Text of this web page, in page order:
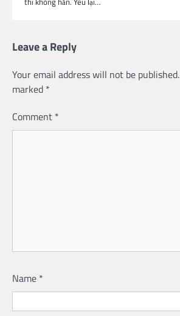
Leave a Reply
Your email address will not be published.
marked *
Comment *
Name *